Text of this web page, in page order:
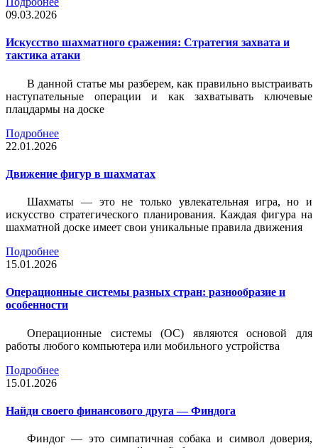
09.03.2026
Искусство шахматного сражения: Стратегия захвата и
тактика атаки
В данной статье мы разберем, как правильно выстраивать
наступательные операции и как захватывать ключевые
плацдармы на доске
Подробнее
22.01.2026
Движение фигур в шахматах
Шахматы — это не только увлекательная игра, но и
искусство стратегического планирования. Каждая фигура на
шахматной доске имеет свои уникальные правила движения
Подробнее
15.01.2026
Операционные системы разных стран: разнообразие и
особенности
Операционные системы (ОС) являются основой для
работы любого компьютера или мобильного устройства
Подробнее
15.01.2026
Найди своего финансового друга — Финдога
Финдог — это симпатичная собака и символ доверия,